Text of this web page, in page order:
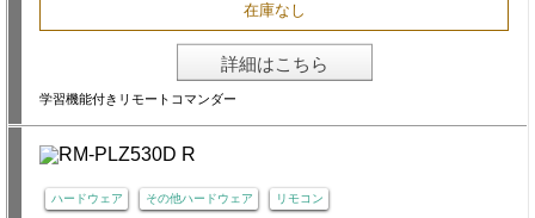
在庫なし
詳細はこちら
学習機能付きリモートコマンダー
ハードウェア その他ハードウェア リモコン